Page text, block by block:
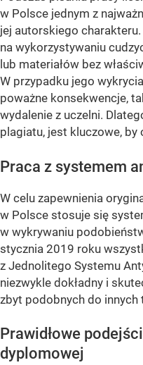
w Polsce jednym z
jej autorskiego
na wykorzystywaniu
lub materiałów bez
W przypadku jego
poważne konsekwencje,
wydalenie z uczelni.
plagiatu, jest kluczowe,
Praca z systemem
W celu zapewnienia
w Polsce stosuje się
w wykrywaniu
stycznia 2019 roku
z Jednolitego Systemu
niezwykle dokładny i
zbyt podobnych do innych
Prawidłowe
dyplomowej